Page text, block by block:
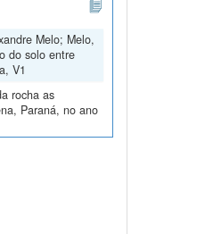
Melo; Melo,
do solo entre
V1
rocha as
Paraná, no ano